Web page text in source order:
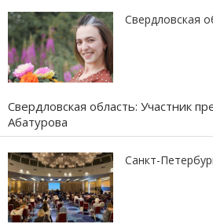
Свердловская
Свердловская область: Участник
Абатурова
Санкт-